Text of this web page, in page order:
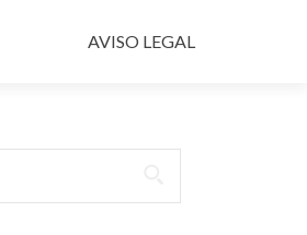
al
AVISO LEGAL